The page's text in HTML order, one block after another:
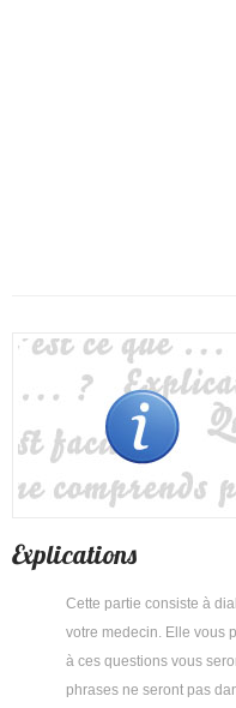
Explications
Cette partie consiste à
votre medecin. Elle vous
à ces questions vous
phrases ne seront pas